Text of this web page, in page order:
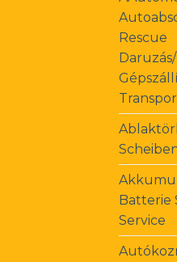
Rescue
Batterie
Service